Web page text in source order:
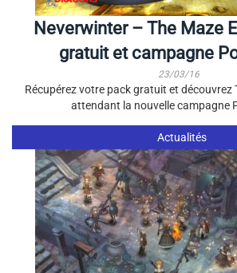
Neverwinter – The Maze
gratuit et campagne
23/03/16
Récupérez votre pack gratuit et découvrez
attendant la nouvelle campagne
Actualités